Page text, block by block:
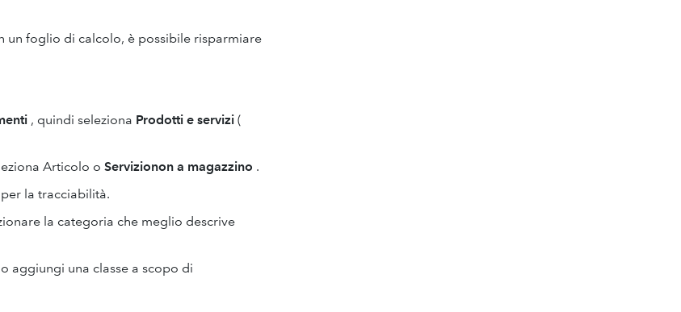
un foglio di calcolo, è possibile risparmiare
, quindi seleziona Prodotti e servizi (
Articolo o Servizionon a magazzino .
per la tracciabilità.
la categoria che meglio descrive
aggiungi una classe a scopo di